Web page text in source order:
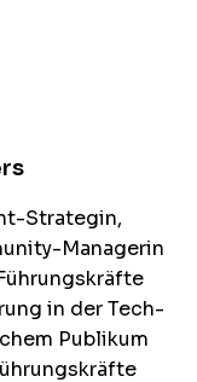
Strategin,
Managerin
in der Tech-
Publikum